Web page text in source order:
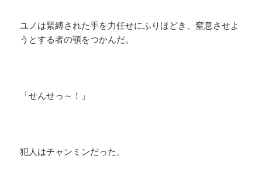
ユノは緊縛された手を力任せにふりほどき、窒息させよ
うとする者の顎をつかんだ。
「せんせっ～！」
犯人はチャンミンだった。